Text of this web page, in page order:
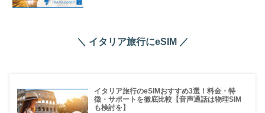
＼ イタリア旅行にeSIM ／
イタリア旅行のeSIMおすすめ3選！料金・特
徴・サポートを徹底比較【音声通話は物理SIM
も検討を】